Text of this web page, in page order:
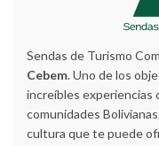
Sendas de Turismo
Cebem. Uno de los
increíbles experiencias
comunidades
cultura que te puede